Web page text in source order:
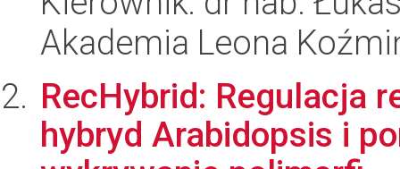
Akademia Leona
RecHybrid: Regulacja
hybryd Arabidopsis i